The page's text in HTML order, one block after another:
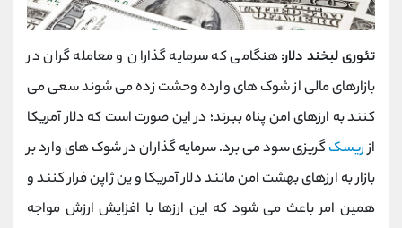
تئوری لبخند دلار:هنگامی که سرمایه گذاران و معامله گران در
بازارهای مالی از شوک های وارده وحشت زده می شوند سعی می
کنند به ارزهای امن پناه ببرند؛ در این صورت است که دلار آمریکا
ازریسکگریزی سود می ‌برد. سرمایه گذاران در شوک های وارد بر
بازار به ارزهای بهشت امن مانند دلار آمریکا و ین ژاپن فرار کنند و
همین امر باعث می شود که این ارزها با افزایش ارزش مواجه